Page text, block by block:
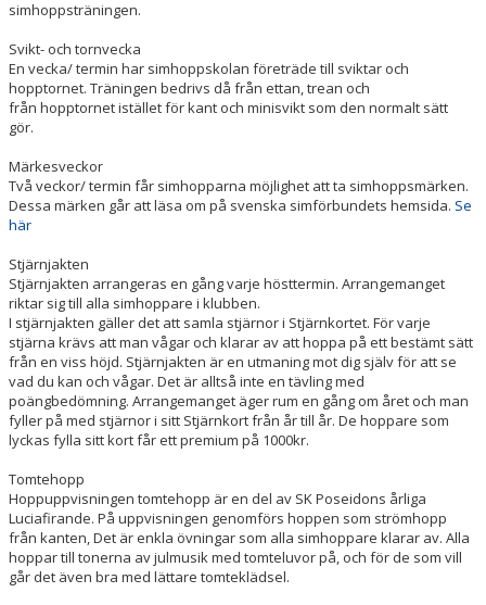
simhoppsträningen.
Svikt- och tornvecka
En vecka/ termin har simhoppskolan företräde till sviktar och
hopptornet. Träningen bedrivs då från ettan, trean och
från hopptornet istället för kant och minisvikt som den normalt sätt
gör.
Märkesveckor
Två veckor/ termin får simhopparna möjlighet att ta simhoppsmärken.
Dessa märken går att läsa om på svenska simförbundets hemsida. Se
här
Stjärnjakten
Stjärnjakten arrangeras en gång varje hösttermin. Arrangemanget
riktar sig till alla simhoppare i klubben.
I stjärnjakten gäller det att samla stjärnor i Stjärnkortet. För varje
stjärna krävs att man vågar och klarar av att hoppa på ett bestämt sätt
från en viss höjd. Stjärnjakten är en utmaning mot dig själv för att se
vad du kan och vågar. Det är alltså inte en tävling med
poängbedömning. Arrangemanget äger rum en gång om året och man
fyller på med stjärnor i sitt Stjärnkort från år till år. De hoppare som
lyckas fylla sitt kort får ett premium på 1000kr.
Tomtehopp
Hoppuppvisningen tomtehopp är en del av SK Poseidons årliga
Luciafirande. På uppvisningen genomförs hoppen som strömhopp
från kanten, Det är enkla övningar som alla simhoppare klarar av. Alla
hoppar till tonerna av julmusik med tomteluvor på, och för de som vill
går det även bra med lättare tomteklädsel.